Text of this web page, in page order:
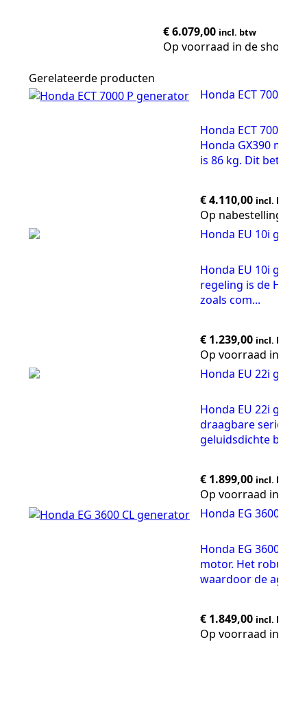
€6.079,00 incl. btw
Op voorraad in de
Gerelateerde producten
Honda ECT 7000 P
Honda ECT 7000 P
Honda GX390
is 86 kg. Dit bet...
€4.110,00 incl. btw
Op nabestelling
Honda EU 10i
Honda EU 10i
regeling is de
zoals com...
€ 1.239,00 incl. btw
Op voorraad in de
Honda EU 22i
Honda EU 22i
draagbare serie
geluidsdichte
€ 1.899,00 incl. btw
Op voorraad in de
Honda EG 3600 CL
Honda EG 3600 CL
motor. Het
waardoor de
€ 1.849,00 incl. btw
Op voorraad in de